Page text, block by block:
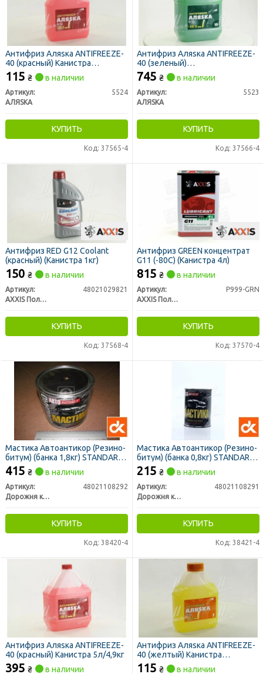
Антифриз Аляsка ANTIFREEZE-
40 (красный) Канистра
1л/0,98кг
115 ₴ в наличии
Артикул:
5524
АЛЯSКА
КУПИТЬ
Код: 37565-4
Антифриз Аляsка ANTIFREEZE-
40 (зеленый)
Канистра10л/9,83кг
745 ₴ в наличии
Артикул:
5523
АЛЯSКА
КУПИТЬ
Код: 37566-4
Антифриз RED G12 Сoolant
(красный) (Канистра 1кг)
150 ₴ в наличии
Артикул:
48021029821
AXXIS Польша
КУПИТЬ
Код: 37568-4
Антифриз GREEN концентрат
G11 (-80C) (Канистра 4л)
815 ₴ в наличии
Артикул:
P999-GRN
AXXIS Польша
КУПИТЬ
Код: 37570-4
Мастика Автоантикор (Резино-
битум) (банка 1,8кг) STANDARD
(ДК)
415 ₴ в наличии
Артикул:
48021108292
Дорожня карта
КУПИТЬ
Код: 38420-4
Мастика Автоантикор (Резино-
битум) (банка 0,8кг) STANDARD
(ДК)
215 ₴ в наличии
Артикул:
48021108291
Дорожня карта
КУПИТЬ
Код: 38421-4
Антифриз Аляsка ANTIFREEZE-
40 (красный) Канистра 5л/4,9кг
395 ₴ в наличии
Антифриз Аляsка ANTIFREEZE-
40 (желтый) Канистра
1л/0,98кг
115 ₴ в наличии